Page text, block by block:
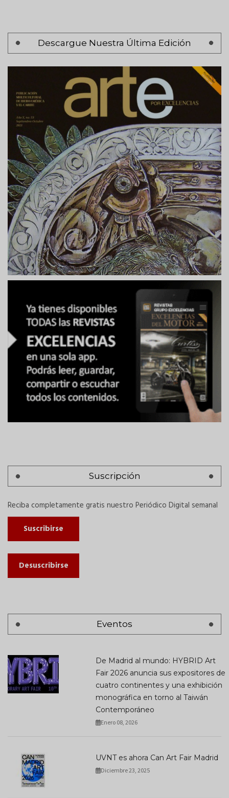
Descargue Nuestra Última Edición
Paginación
página
Siguiente >
Suscripción
Reciba completamente gratis nuestro Periódico Digital semanal
Suscribirse
Desuscribirse
Eventos
De Madrid al mundo: HYBRID Art
Fair 2026 anuncia sus expositores de
cuatro continentes y una exhibición
monográfica en torno al Taiwán
Contemporáneo
Enero 08, 2026
UVNT es ahora Can Art Fair Madrid
Diciembre 23, 2025